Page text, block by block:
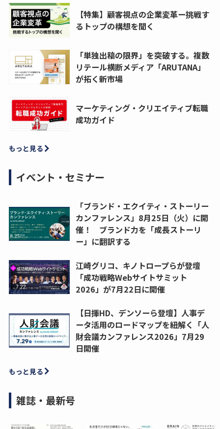
【特集】顧客視点の企業変革ー挑戦す
るトップの構想を聞く
「単独出稿の限界」を突破する。複数
リテール横断メディア「ARUTANA」
が拓く新市場
マーケティング・クリエイティブ転職
成功ガイド
もっと見る
イベント・セミナー
「ブランド・エクイティ・ストーリー
カンファレンス」8月25日（火）に開
催！ ブランド力を「成長ストーリ
ー」に翻訳する
江崎グリコ、キノトロープらが登壇
「成功戦略Webサイトサミット
2026」が7月22日に開催
【日揮HD、デンソーら登壇】人事デ
ータ活用のロードマップを紐解く「人
財会議カンファレンス2026」7月29
日開催
もっと見る
雑誌・最新号